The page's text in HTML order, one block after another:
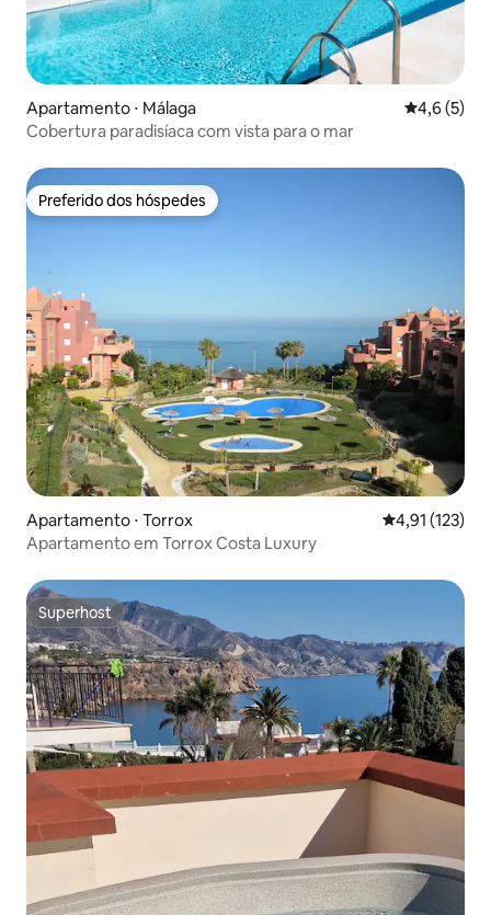
Apartamento ⋅ Málaga 4,6 de
4,6 (5)
Cobertura paradisíaca com vista para o mar
Preferido dos hóspedes
Preferido dos hóspedes
Apartamento ⋅ Torrox 4,91 de uma
4,91 (123)
Apartamento em Torrox Costa Luxury
Superhost
Superhost